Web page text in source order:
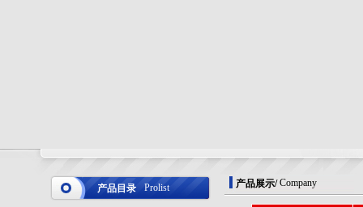
产品目录 Prolist 产品展示/ Company